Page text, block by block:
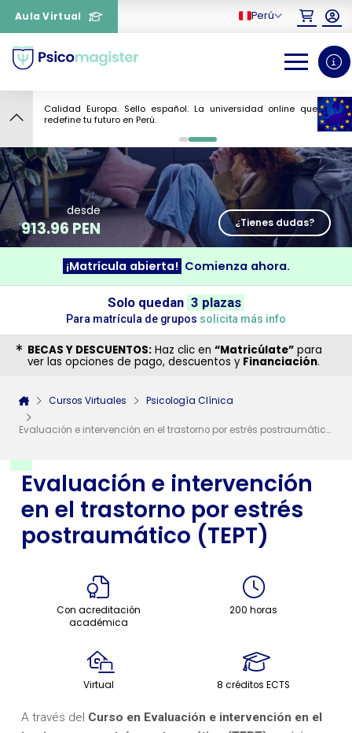
Aula Virtual Perú
Calidad Europa. Sello español. La universidad online que
redefine tu futuro en Perú.
0 1
Evaluación e intervención
en el trastorno por estrés
postraumático (TEPT)
Con acreditación
académica
200 horas
Virtual 8 créditos ECTS
A través del Curso en Evaluación e intervención en el
8
desde
913.96 PEN ¿Tienes dudas?
¡Matrícula abierta! Comienza ahora.
Solo quedan 3 plazas
Para matrícula de grupos solicita más info
BECAS Y DESCUENTOS: Haz clic en “Matricúlate” para
ver las opciones de pago, descuentos y Financiación.
Cursos Virtuales Psicología Clínica
Evaluación e intervención en el trastorno por estrés postraumático (TEPT)
¿Necesitas más información
sobre un curso?